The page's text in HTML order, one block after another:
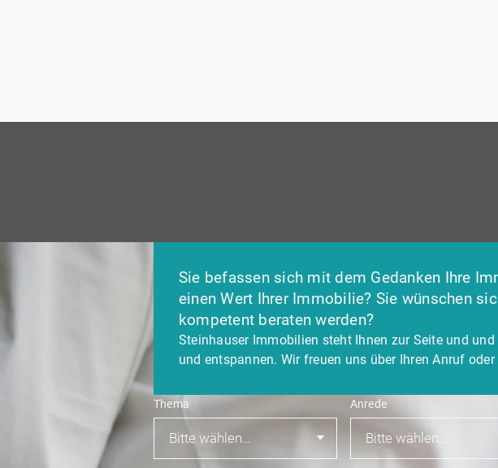
Sie befassen sich mit dem Gedanken Ihre
einen Wert Ihrer Immobilie? Sie wünschen
kompetent beraten werden?
Steinhauser Immobilien steht Ihnen zur Seite und
und entspannen. Wir freuen uns über Ihren Anruf
Thema Anrede